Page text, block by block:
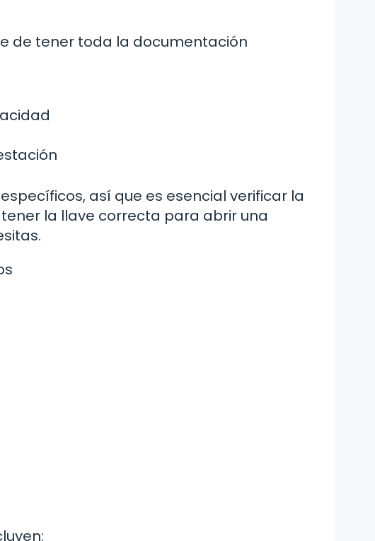
de tener toda la documentación
así que es esencial verificar la
la llave correcta para abrir una